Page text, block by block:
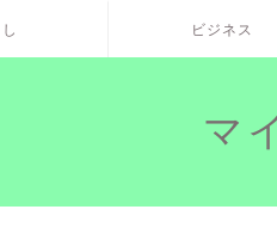
ビジネス
マ